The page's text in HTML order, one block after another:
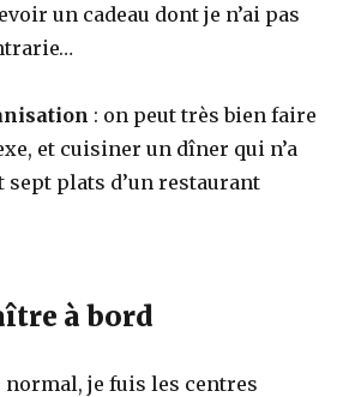
un cadeau dont je n’ai pas
: on peut très bien faire
et cuisiner un dîner qui n’a
sept plats d’un restaurant
à bord
normal, je fuis les centres